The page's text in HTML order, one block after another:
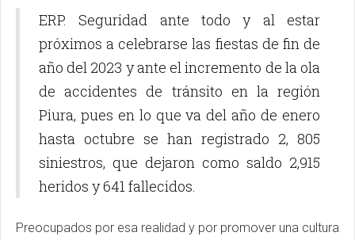
ERP. Seguridad ante todo y al estar
próximos a celebrarse las fiestas de fin de
año del 2023 y ante el incremento de la ola
de accidentes de tránsito en la región
Piura, pues en lo que va del año de enero
hasta octubre se han registrado 2, 805
siniestros, que dejaron como saldo 2,915
heridos y 641 fallecidos.
Preocupados por esa realidad y por promover una cultura